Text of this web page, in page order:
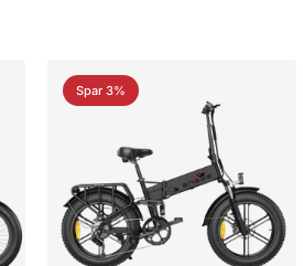
Spar 3%